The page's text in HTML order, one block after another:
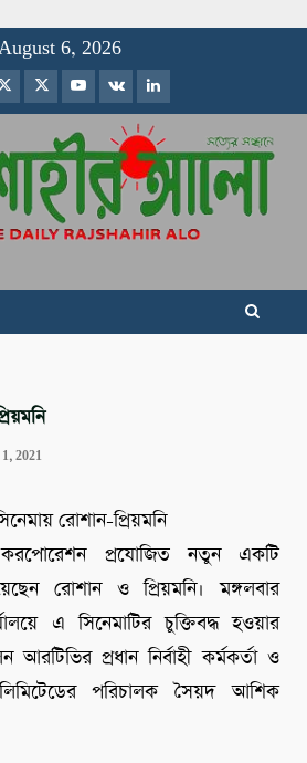
6, 2026
Instagram
Youtube
VK LinkedIn
2021
রোশান-প্রিয়মনি
করপোরেশন প্রযোজিত নতুন একটি
রোশান ও প্রিয়মনি। মঙ্গলবার
এ সিনেমাটির চুক্তিবদ্ধ হওয়ার
আরটিভির প্রধান নির্বাহী কর্মকর্তা ও
লিমিটেডের পরিচালক সৈয়দ আশিক